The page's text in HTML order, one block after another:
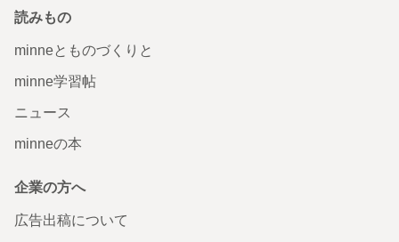
読みもの
minneとものづくりと
minne学習帖
ニュース
minneの本
企業の方へ
広告出稿について